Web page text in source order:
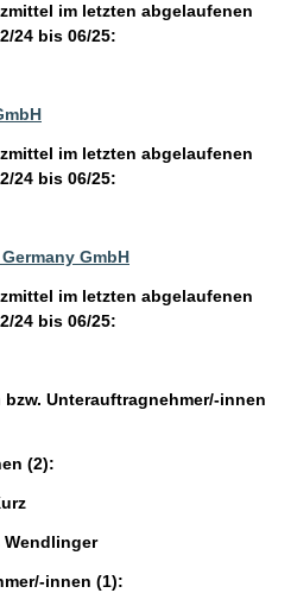
im letzten abgelaufenen
24 bis 06/25:
im letzten abgelaufenen
24 bis 06/25:
GmbH
im letzten abgelaufenen
24 bis 06/25:
Unterauftragnehmer/-innen
(2):
Wendlinger
innen (1):